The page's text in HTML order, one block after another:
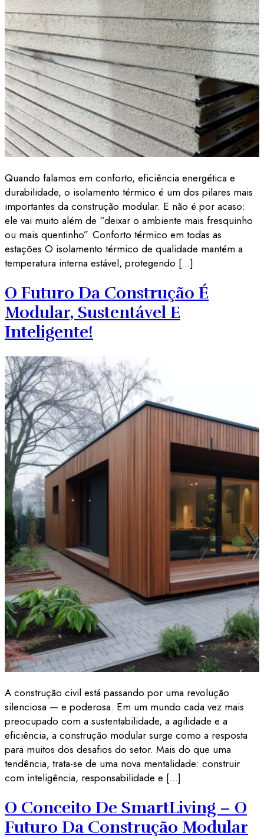
Quando falamos em conforto, eficiência energética e
durabilidade, o isolamento térmico é um dos pilares mais
importantes da construção modular. E não é por acaso:
ele vai muito além de “deixar o ambiente mais fresquinho
ou mais quentinho”. Conforto térmico em todas as
estações O isolamento térmico de qualidade mantém a
temperatura interna estável, protegendo […]
O Futuro Da Construção É
Modular, Sustentável E
Inteligente!
A construção civil está passando por uma revolução
silenciosa — e poderosa. Em um mundo cada vez mais
preocupado com a sustentabilidade, a agilidade e a
eficiência, a construção modular surge como a resposta
para muitos dos desafios do setor. Mais do que uma
tendência, trata-se de uma nova mentalidade: construir
com inteligência, responsabilidade e […]
O Conceito De SmartLiving – O
Futuro Da Construção Modular